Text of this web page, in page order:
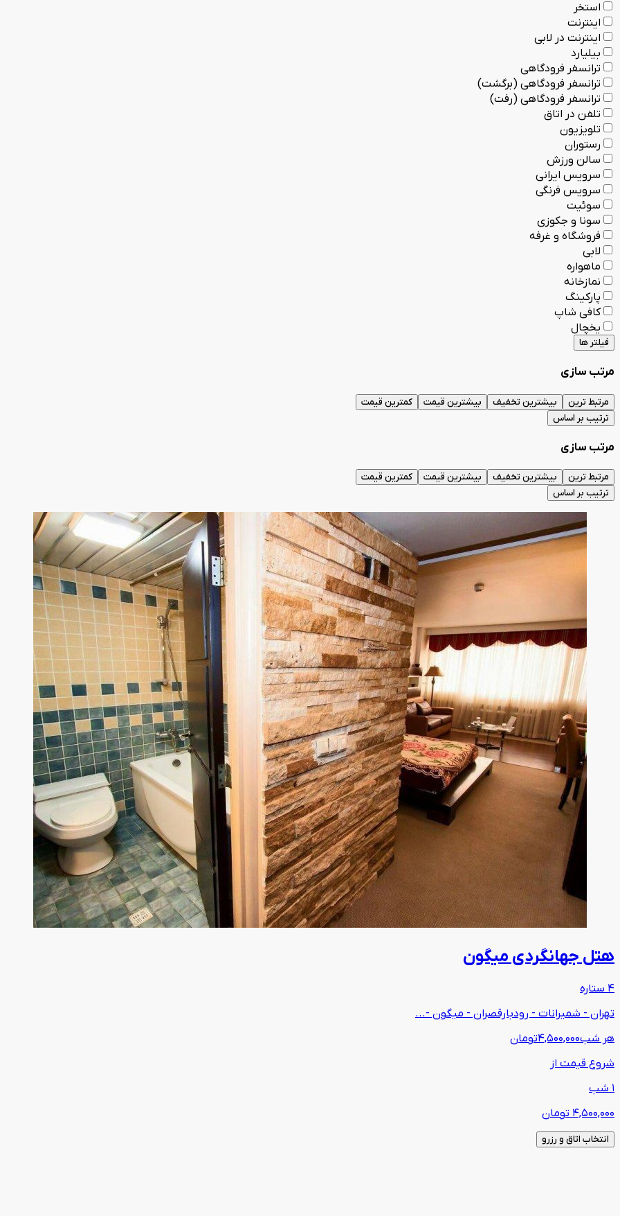
استخر
اینترنت
اینترنت در لابی
بیلیارد
ترانسفر فرودگاهی
ترانسفر فرودگاهی (برگشت)
ترانسفر فرودگاهی (رفت)
تلفن در اتاق
تلویزیون
رستوران
سالن ورزش
سرویس ایرانی
سرویس فرنگی
سوئیت
سونا و جکوزی
فروشگاه و غرفه
لابی
ماهواره
نمازخانه
پارکینگ
کافی شاپ
یخچال
فیلتر ها
مرتب سازی
مرتبط ترین بیشترین تخفیف بیشترین قیمت
کمترین قیمت
ترتیب بر اساس
مرتب سازی
مرتبط ترین بیشترین تخفیف بیشترین قیمت
کمترین قیمت
ترتیب بر اساس
هتل جهانگردی میگون
4 ستاره
تهران - شمیرانات - رودبارقصران - میگون -...
هر شب4,500,000تومان
شروع قیمت از
1 شب
4,500,000 تومان
انتخاب اتاق و رزرو